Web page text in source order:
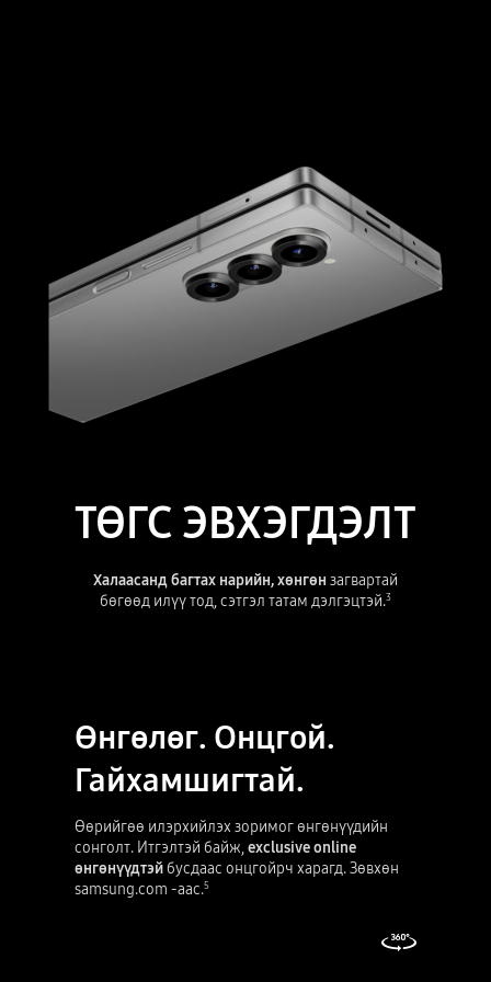
ТӨГС ЭВХЭГДЭЛТ
Халаасанд багтах нарийн, хөнгөн загвартай
бөгөөд илүү тод, сэтгэл татам дэлгэцтэй.3
Өнгөлөг. Онцгой.
Гайхамшигтай.
Өөрийгөө илэрхийлэх зоримог өнгөнүүдийн
сонголт. Итгэлтэй байж,exclusive online
өнгөнүүдтэйбусдаас онцгойрч харагд. Зөвхөн
samsung.com -аас.5